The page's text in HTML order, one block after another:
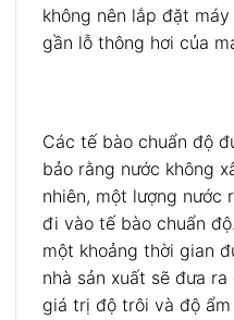
không nên lắp đặt
gần lỗ thông hơi của
Các tế bào chuẩn độ
bảo rằng nước không
nhiên, một lượng nước
đi vào tế bào chuẩn
một khoảng thời gian
nhà sản xuất sẽ đưa
giá trị độ trôi và độ